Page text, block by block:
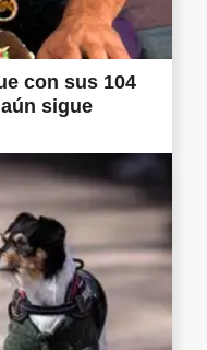
con sus 104
sigue